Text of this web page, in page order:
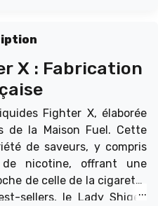
X : Fabrication
Fighter X, élaborée
de la Maison Fuel. Cette
de saveurs, y compris
nicotine, offrant une
de celle de la cigarette
sellers, le Lady Shigeri